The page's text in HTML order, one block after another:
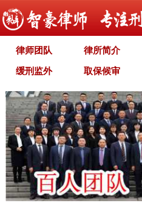
律师团队 律所简介
缓刑监外 取保候审
职务犯罪 经济犯罪
智豪文化 自首立功
刑罚种类 刑事法规
法律援助 刑事资讯
辩护词集 常见问题
为什么选择智豪 办案机关